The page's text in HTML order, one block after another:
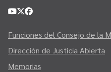
Funciones del Consejo de la
Dirección de Justicia Abierta
Memorias